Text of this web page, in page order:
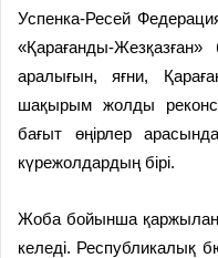
Успенка-Ресей
«Қарағанды-
аралығын, яғни,
шақырым жолды
бағыт өңірлер
күрежолдардың бірі.
Жоба бойынша
келеді. Республикалық